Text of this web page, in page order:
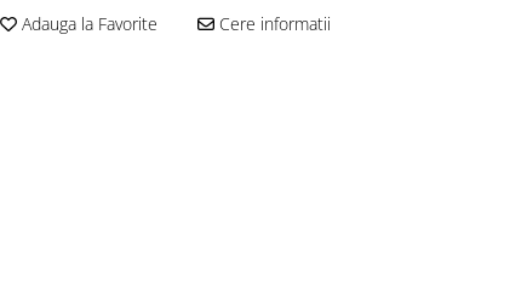
Adauga la Favorite Cere informatii